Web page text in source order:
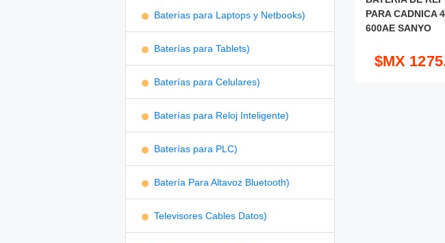
Baterías para Laptops y Netbooks)
Baterías para Tablets)
Baterías para Celulares)
Baterías para Reloj Inteligente)
Baterías para PLC)
Batería Para Altavoz Bluetooth)
Televisores Cables Datos)
PARA CADNICA
600AE SANYO
$MX